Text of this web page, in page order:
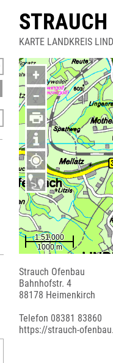
STRAUCH
KARTE LANDKREIS
+
−
Strauch Ofenbau
Bahnhofstr. 4
88178 Heimenkirch
Telefon 08381 83860
https://strauch-